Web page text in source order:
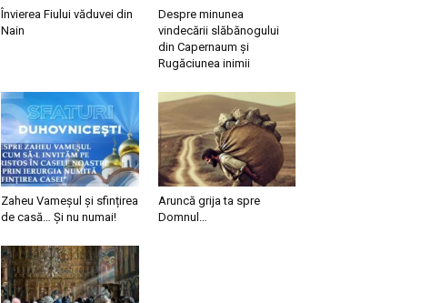
Învierea Fiului văduvei din
Nain
Despre minunea
vindecării slăbănogului
din Capernaum și
Rugăciunea inimii
Zaheu Vameșul și sfințirea
de casă… Și nu numai!
Aruncă grija ta spre
Domnul…